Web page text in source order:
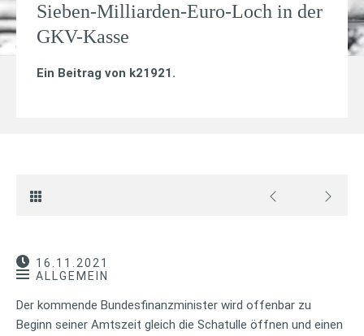
Sieben-Milliarden-Euro-Loch in der
GKV-Kasse
Ein Beitrag von k21921 .
16.11.2021
ALLGEMEIN
Der kommende Bundesfinanzminister wird offenbar zu
Beginn seiner Amtszeit gleich die Schatulle öffnen und einen